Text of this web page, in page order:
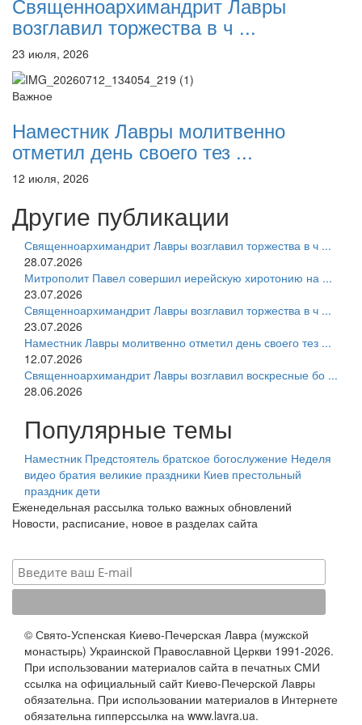
возглавил торжества в ч ...
23 июля, 2026
Важное
Наместник Лавры молитвенно
отметил день своего тез ...
12 июля, 2026
Другие публикации
Священноархимандрит Лавры возглавил торжества в ч ...
28.07.2026
Митрополит Павел совершил иерейскую хиротонию на ...
23.07.2026
Священноархимандрит Лавры возглавил торжества в ч ...
23.07.2026
Наместник Лавры молитвенно отметил день своего тез ...
12.07.2026
Священноархимандрит Лавры возглавил воскресные бо ...
28.06.2026
Популярные темы
Наместник Предстоятель братское богослужение Неделя
видео братия великие праздники Киев престольный
праздник дети
Еженедельная рассылка только важных обновлений
Новости, расписание, новое в разделах сайта
© Свято-Успенская Киево-Печерская Лавра (мужской
монастырь) Украинской Православной Церкви 1991-2026.
При использовании материалов сайта в печатных СМИ
ссылка на официальный сайт Киево-Печерской Лавры
обязательна. При использовании материалов в Интернете
обязательна гипперссылка на www.lavra.ua.